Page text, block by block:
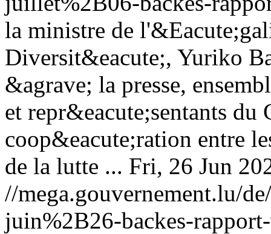
la ministre de
Diversit&eacute;, Yuriko
&agrave; la presse,
et repr&eacute;sentants du
coop&eacute;ration entre
de la lutte ... Fri, 26 Jun
//mega.gouvernement.lu/
juin%2B26-backes-